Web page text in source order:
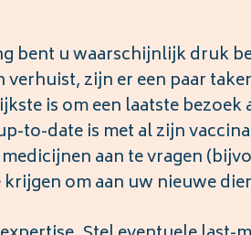
bent u waarschijnlijk druk
zijn er een paar
is om een laatste bezoek
to-date is met al zijn
aan te vragen
om aan uw nieuwe